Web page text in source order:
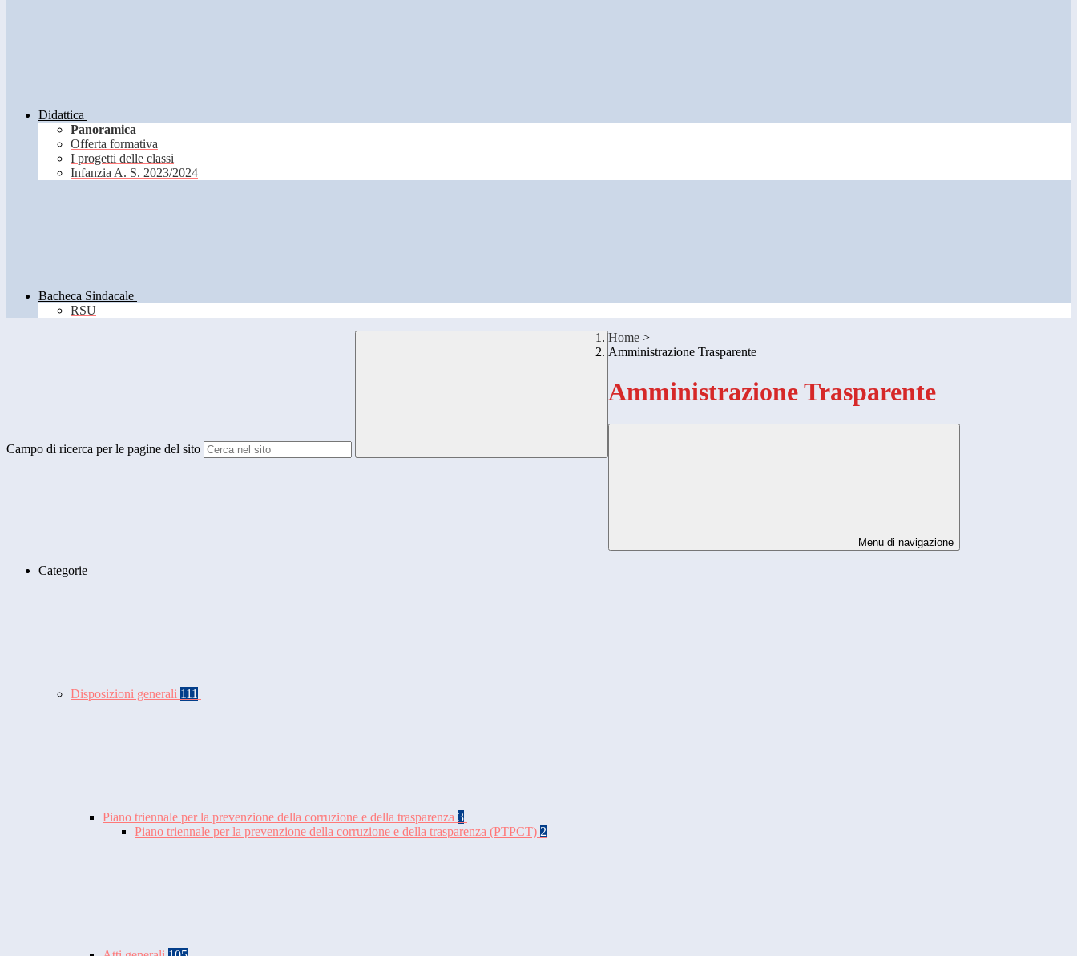
Didattica
Panoramica
Offerta formativa
I progetti delle classi
Infanzia A. S. 2023/2024
Bacheca Sindacale
RSU
Campo di ricerca per le pagine del sito
Home >
Amministrazione Trasparente
Amministrazione Trasparente
Menu di navigazione
Categorie
Disposizioni generali 111
Piano triennale per la prevenzione della corruzione e della trasparenza 3
Piano triennale per la prevenzione della corruzione e della trasparenza (PTPCT) 2